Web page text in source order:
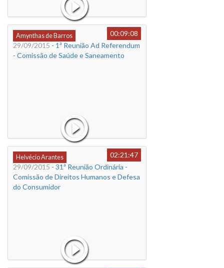
Amynthas de Barros
00:09:08
29/09/2015 - 1ª Reunião Ad Referendum
- Comissão de Saúde e Saneamento
Helvécio Arantes
02:21:47
29/09/2015 - 31ª Reunião Ordinária -
Comissão de Direitos Humanos e Defesa
do Consumidor